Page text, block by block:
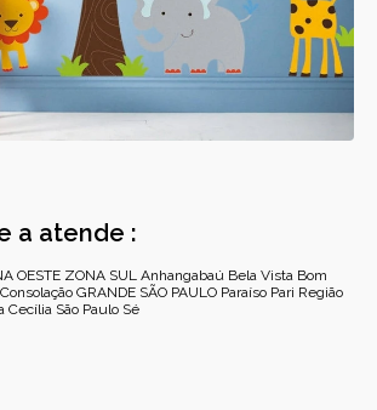
a atende :
OESTE ZONA SUL Anhangabaú Bela Vista Bom
Consolação GRANDE SÃO PAULO Paraíso Pari Região
Cecília São Paulo Sé